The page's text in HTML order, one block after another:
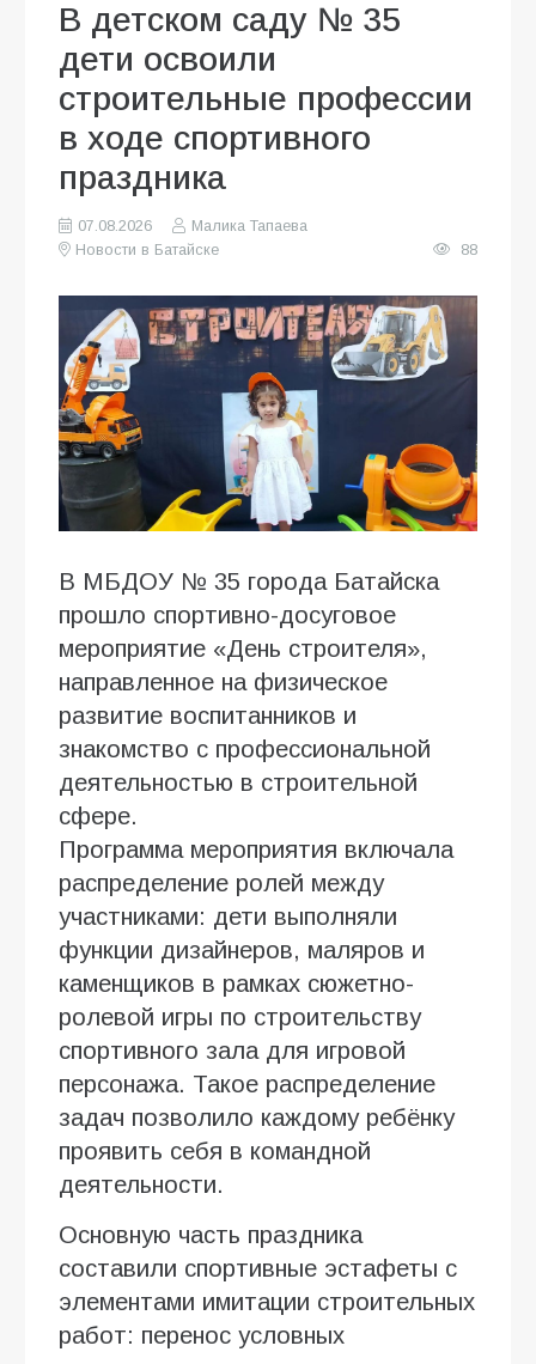
В детском саду № 35
дети освоили
строительные профессии
в ходе спортивного
праздника
07.08.2026
Малика Тапаева
Новости в Батайске
88
В МБДОУ № 35 города Батайска
прошло спортивно-досуговое
мероприятие «День строителя»,
направленное на физическое
развитие воспитанников и
знакомство с профессиональной
деятельностью в строительной
сфере.
Программа мероприятия включала
распределение ролей между
участниками: дети выполняли
функции дизайнеров, маляров и
каменщиков в рамках сюжетно-
ролевой игры по строительству
спортивного зала для игровой
персонажа. Такое распределение
задач позволило каждому ребёнку
проявить себя в командной
деятельности.
Основную часть праздника
составили спортивные эстафеты с
элементами имитации строительных
работ: перенос условных